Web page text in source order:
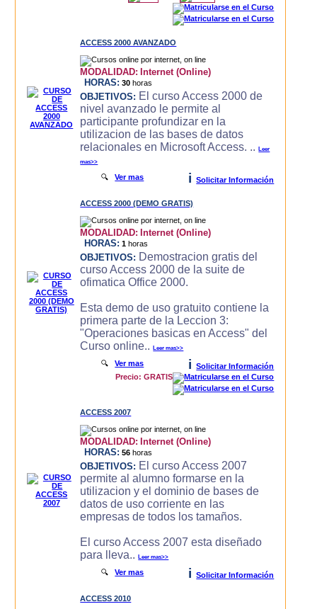
ACCESS 2000 AVANZADO
MODALIDAD: Internet (Online)
HORAS: 30 horas
OBJETIVOS: El curso Access 2000 de
nivel avanzado le permite al
participante profundizar en la
utilizacion de las bases de datos
relacionales en Microsoft Access. ..Leer
mas>>
🔍Ver mas i Solicitar Información
ACCESS 2000 (DEMO GRATIS)
MODALIDAD: Internet (Online)
HORAS: 1 horas
OBJETIVOS: Demostracion gratis del
curso Access 2000 de la suite de
ofimatica Office 2000.
Esta demo de uso gratuito contiene la
primera parte de la Leccion 3:
"Operaciones basicas en Access" del
Curso online..Leer mas>>
🔍Ver mas i
Solicitar Información
Precio: GRATIS
ACCESS 2007
MODALIDAD: Internet (Online)
HORAS: 56 horas
OBJETIVOS: El curso Access 2007
permite al alumno formarse en la
utilizacion y el dominio de bases de
datos de uso corriente en las
empresas de todos los tamaños.
El curso Access 2007 esta diseñado
para lleva..Leer mas>>
🔍Ver mas i Solicitar Información
ACCESS 2010